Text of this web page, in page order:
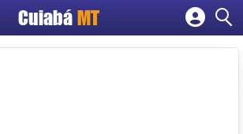
Cuiabá MT
Cadastrar empresa